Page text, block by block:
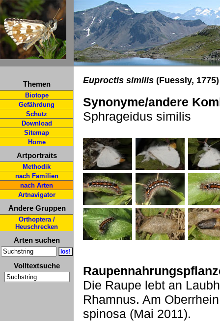
Themen
Biotope
Gefährdung
Schutz
Download
Sitemap
Home
Artportraits
Methodik
nach Familien
nach Arten
Artnavigator
Andere Gruppen
Orthoptera /
Heuschrecken
Arten suchen
Volltextsuche
Euproctis similis (Fuessly,
Synonyme/andere
Sphrageidus similis
Die Raupe lebt an
Rhamnus. Am
spinosa (Mai 2011).